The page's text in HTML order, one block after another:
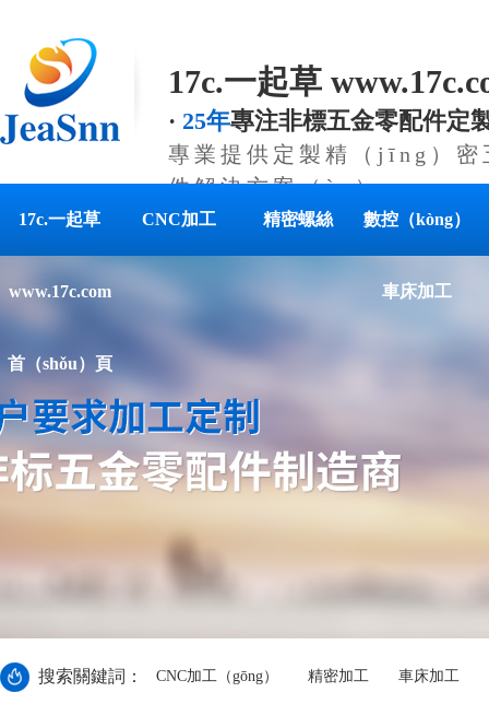
17c.一起草
· 25年專注非標五金零配件定
專業提供定製精（jīng）
件解決方案（àn）
17c.一起草
www.17c.com
首（shǒu）頁
CNC加工 精密螺絲 數控（kòng）
車床加工
搜索關鍵詞： CNC加工（gōng） 精密加工 車床加工